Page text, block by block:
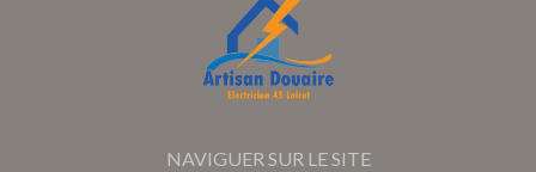
NAVIGUER SUR LE SITE